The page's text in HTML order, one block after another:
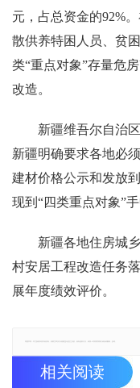
元，占总资金的92%
散供养特困人员、贫
类“重点对象”存量危
改造。
新疆维吾尔自治
新疆明确要求各地必
建材价格公示和发放
现到“四类重点对象”手
新疆各地住房城
村安居工程改造任务
展年度绩效评价。
相关阅读